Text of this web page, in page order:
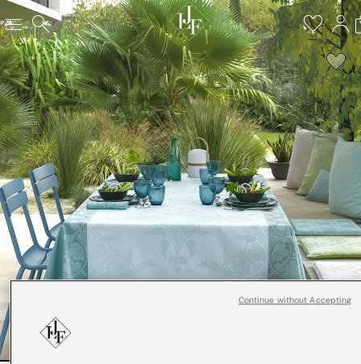
Continue without Accepting